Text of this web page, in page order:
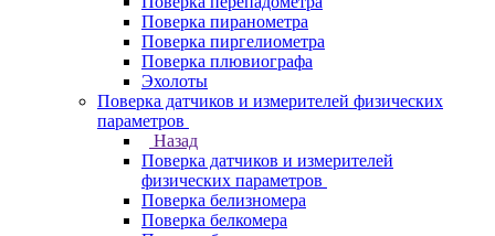
Поверка пиранометра
Поверка пиргелиометра
Поверка плювиографа
Эхолоты
Поверка датчиков и измерителей физических
параметров
Назад
Поверка датчиков и измерителей
физических параметров
Поверка белизномера
Поверка белкомера